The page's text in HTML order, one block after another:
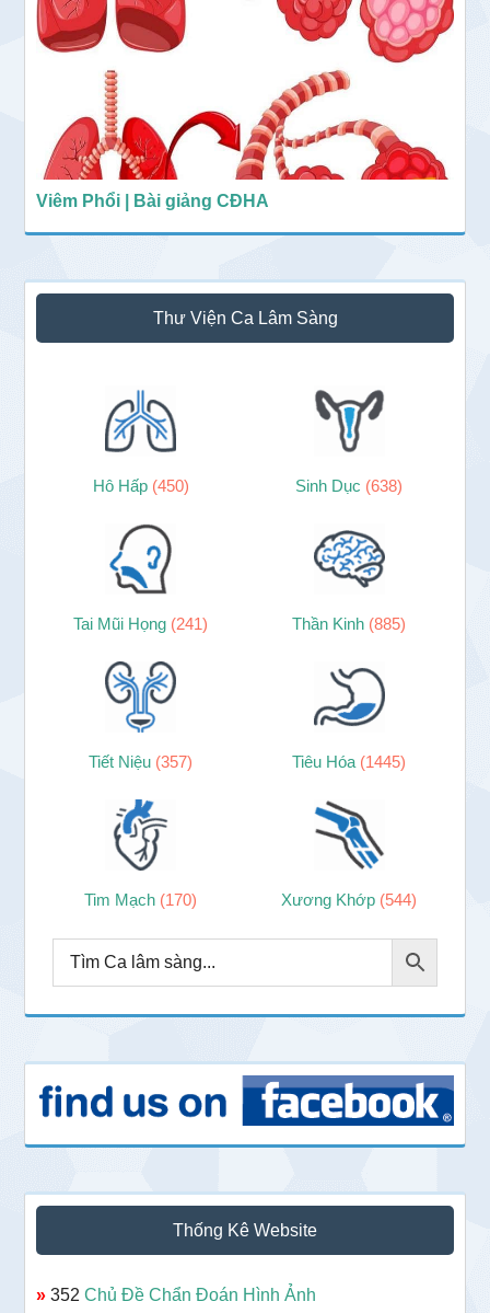
Viêm Phổi | Bài giảng CĐHA
Thư Viện Ca Lâm Sàng
Hô Hấp (450) Sinh Dục (638)
Tai Mũi Họng (241) Thần Kinh (885)
Tiết Niệu (357) Tiêu Hóa (1445)
Tim Mạch (170) Xương Khớp (544)
Thống Kê Website
» 352Chủ Đề Chẩn Đoán Hình Ảnh